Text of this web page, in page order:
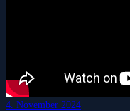
4. November 2024